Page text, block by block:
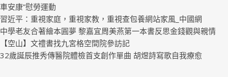
車安康”慰勞運動
習近平：重視家庭，重視家教，重視查包養網站家風_中國網
中學老友合著繪本圓夢 黎嘉宜周美燕第一本書反思金錢觀與親情
【空山】文禮書找九宮格空間院參訪記
32歲誕辰推秀傳醫院體檢首支創作單曲 胡煜詩寫歌自我療愈